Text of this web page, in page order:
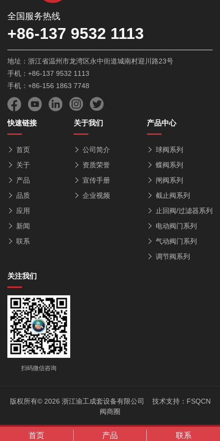
全国服务热线
+86-137 9532 1113
地址：浙江省温州市龙湾区永中街道城南村迎川路23号
手机：+86-137 9532 1113
手机：+86-156 1863 7748
快速链接
首页
关于
产品
品质
应用
新闻
联系
关于我们
公司简介
资质荣誉
宣传手册
企业视频
产品中心
球阀系列
蝶阀系列
闸阀系列
截止阀系列
止回阀/过滤器系列
电动阀门系列
气动阀门系列
调节阀系列
关注我们
扫码微信咨询
版权所有© 2026 浙江渝工成套设备有限公司 技术支持： FSQCN
阀商圈
首页 产品 联系